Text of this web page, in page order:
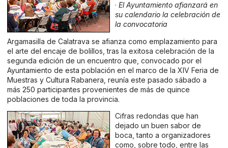
· El Ayuntamiento afianzará en
su calendario la celebración de
la convocatoria
Argamasilla de Calatrava se afianza como emplazamiento para
el arte del encaje de bolillos, tras la exitosa celebración de la
segunda edición de un encuentro que, convocado por el
Ayuntamiento de esta población en el marco de la XIV Feria de
Muestras y Cultura Rabanera, reunía este pasado sábado a
más 250 participantes provenientes de más de quince
poblaciones de toda la provincia.
Cifras redondas que han
dejado un buen sabor de
boca, tanto a organizadores
como, sobre todo, entre las